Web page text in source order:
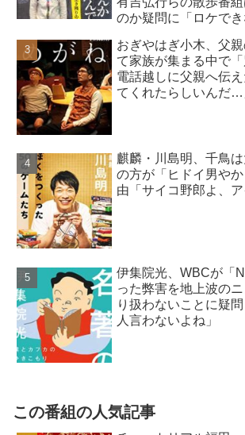
のか疑問に「ロケで
おぎやはぎ小木、父
て家族が集まる中で
電話越しに父親へ伝
てくれたらしいんだ…
麒麟・川島明、千鳥
の方が「ヒドイ男や
由「サイコ野郎よ、ア
伊集院光、WBCが「
った弊害を地上波の
り扱わないことに疑
人言わないよね」
この番組の人気記事